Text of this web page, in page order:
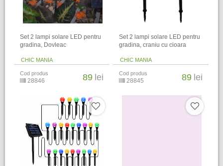
Set 2 lampi solare LED pentru
gradina, Dovleac
CHIC MANIA
Cod produs
28846 89 lei
Set 2 lampi solare LED pentru
gradina, craniu cu cioara
CHIC MANIA
Cod produs
28845 89 lei